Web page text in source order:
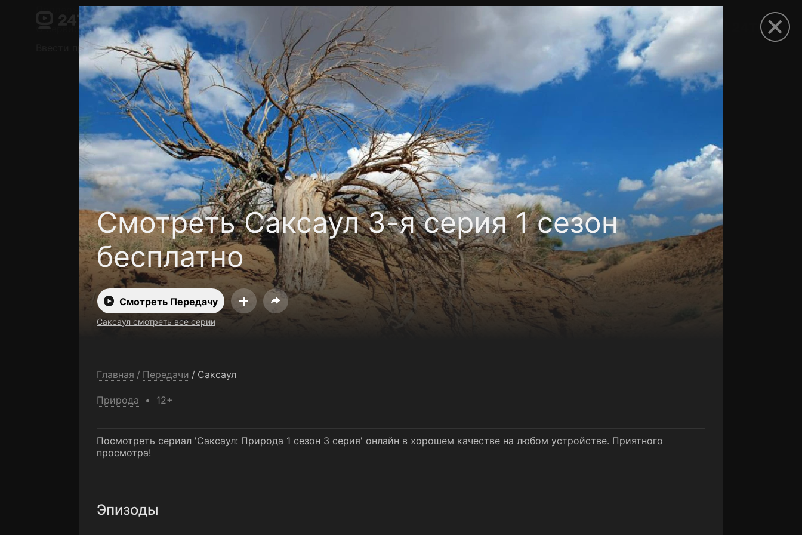
Смотреть Саксаул 3-я серия 1 сезон
бесплатно
Смотреть Передачу
Саксаул смотреть все серии
Главная / Передачи / Саксаул
Природа 12+
Посмотреть сериал 'Саксаул: Природа 1 сезон 3 серия' онлайн в хорошем качестве на любом устройстве. Приятного
просмотра!
Эпизоды
Поддержка:support@24h.tv
О сервисе
Пользовательское соглашение Политика конфиденциальности
Открыть приложение
Ввести промокод
Установить на ТВ Бесплатные каналы Контакты